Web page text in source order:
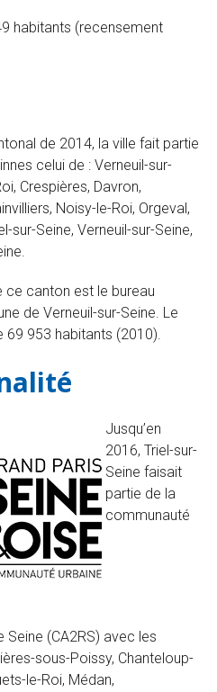
habitants (recensement
de 2014, la ville fait partie
celui de : Verneuil-sur-
Crespières, Davron,
Noisy-le-Roi, Orgeval,
sur-Seine, Verneuil-sur-Seine,
ce canton est le bureau
de Verneuil-sur-Seine. Le
69 953 habitants (2010).
Jusqu’en
2016, Triel-sur-
Seine faisait
partie de la
communauté
Seine (CA2RS) avec les
sous-Poissy, Chanteloup-
le-Roi, Médan,